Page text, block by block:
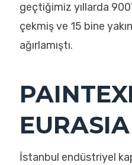
geçtiğimiz yıllarda
çekmiş ve 15 bine
ağırlamıştı.
İstanbul endüstriyel